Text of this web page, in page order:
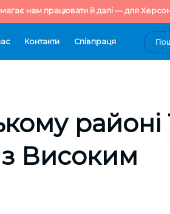
нам працювати й далі — для
Контакти Cпівпраця
районі
Високим